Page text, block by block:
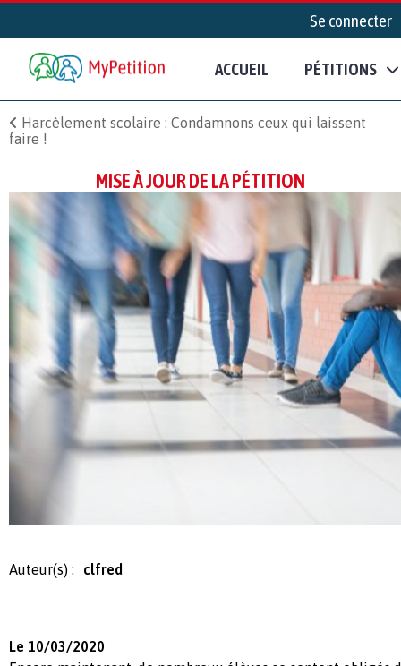
Se connecter
ACCUEIL PÉTITIONS
Harcèlement scolaire : Condamnons ceux qui laissent
faire !
MISE À JOUR DE LA PÉTITION
Auteur(s) : clfred
Le 10/03/2020